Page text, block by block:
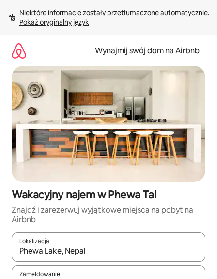
treści Pokaż oryginalny język
Wynajmij swój dom na Airbnb
Wakacyjny najem w Phewa Tal
Znajdź i zarezerwuj wyjątkowe miejsca na pobyt na
Airbnb
Lokalizacja
Gdy wyniki będą dostępne, możesz poruszać się po nich za
Zameldowanie